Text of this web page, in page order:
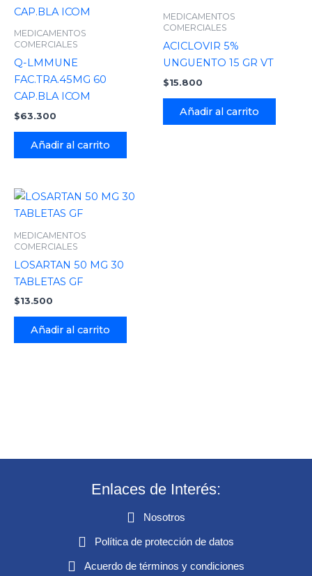
MEDICAMENTOS
COMERCIALES
Q-LMMUNE
FAC.TRA.45MG 60
CAP.BLA ICOM
$63.300
Añadir al carrito
MEDICAMENTOS
COMERCIALES
ACICLOVIR 5%
UNGUENTO 15 GR VT
$15.800
Añadir al carrito
MEDICAMENTOS
COMERCIALES
LOSARTAN 50 MG 30
TABLETAS GF
$13.500
Añadir al carrito
Enlaces de Interés:
Nosotros
Política de protección de datos
Acuerdo de términos y condiciones